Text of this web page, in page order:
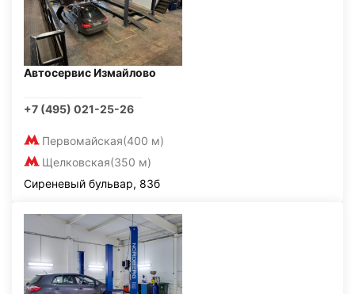
Автосервис Измайлово
+7 (495) 021-25-26
Первомайская(400 м)
Щелковская(350 м)
Сиреневый бульвар, 83б